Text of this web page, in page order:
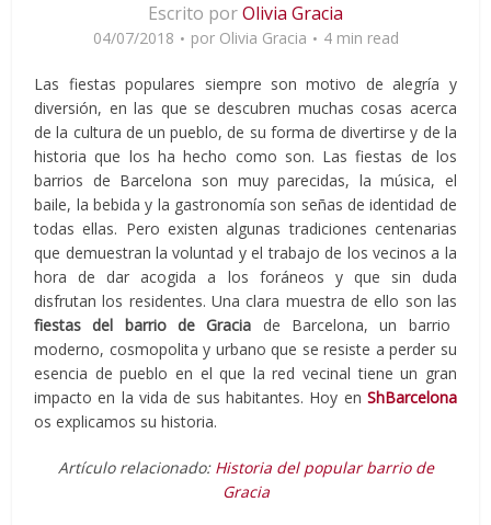
Escrito porOlivia Gracia
04/07/2018 por Olivia Gracia 4 min read
Las fiestas populares siempre son motivo de alegría y
diversión, en las que se descubren muchas cosas acerca
de la cultura de un pueblo, de su forma de divertirse y de la
historia que los ha hecho como son. Las fiestas de los
barrios de Barcelona son muy parecidas, la música, el
baile, la bebida y la gastronomía son señas de identidad de
todas ellas. Pero existen algunas tradiciones centenarias
que demuestran la voluntad y el trabajo de los vecinos a la
hora de dar acogida a los foráneos y que sin duda
disfrutan los residentes. Una clara muestra de ello son las
fiestas del barrio de Gracia de Barcelona, un barrio
moderno, cosmopolita y urbano que se resiste a perder su
esencia de pueblo en el que la red vecinal tiene un gran
impacto en la vida de sus habitantes. Hoy en ShBarcelona
os explicamos su historia.
Artículo relacionado: Historia del popular barrio de
Gracia